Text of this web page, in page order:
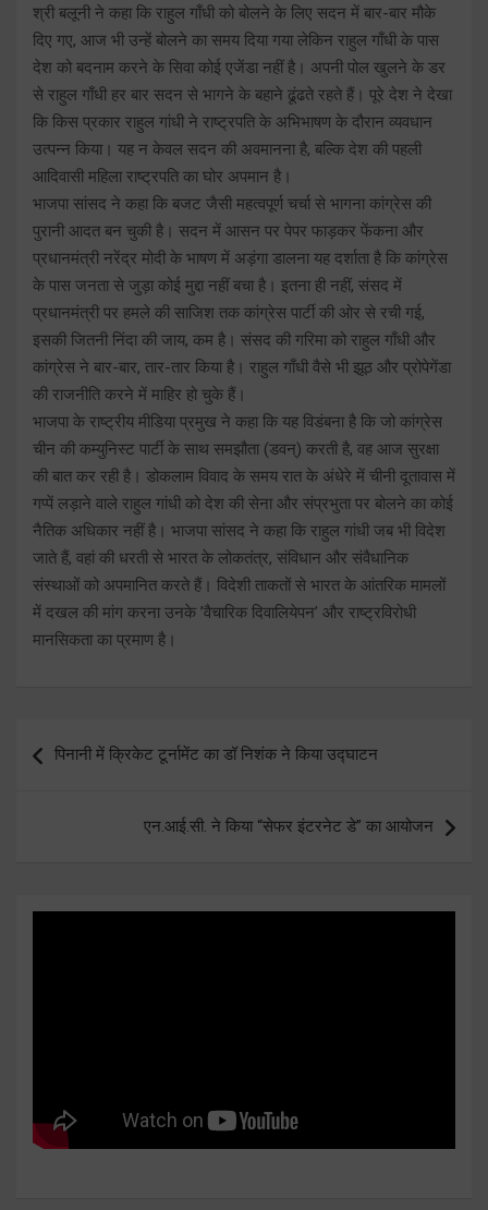
श्री बलूनी ने कहा कि राहुल गाँधी को बोलने के लिए सदन में बार-बार मौके
दिए गए, आज भी उन्हें बोलने का समय दिया गया लेकिन राहुल गाँधी के पास
देश को बदनाम करने के सिवा कोई एजेंडा नहीं है। अपनी पोल खुलने के डर
से राहुल गाँधी हर बार सदन से भागने के बहाने ढूंढते रहते हैं। पूरे देश ने देखा
कि किस प्रकार राहुल गांधी ने राष्ट्रपति के अभिभाषण के दौरान व्यवधान
उत्पन्न किया। यह न केवल सदन की अवमानना है, बल्कि देश की पहली
आदिवासी महिला राष्ट्रपति का घोर अपमान है।
भाजपा सांसद ने कहा कि बजट जैसी महत्वपूर्ण चर्चा से भागना कांग्रेस की
पुरानी आदत बन चुकी है। सदन में आसन पर पेपर फाड़कर फेंकना और
प्रधानमंत्री नरेंद्र मोदी के भाषण में अड़ंगा डालना यह दर्शाता है कि कांग्रेस
के पास जनता से जुड़ा कोई मुद्दा नहीं बचा है। इतना ही नहीं, संसद में
प्रधानमंत्री पर हमले की साजिश तक कांग्रेस पार्टी की ओर से रची गई,
इसकी जितनी निंदा की जाय, कम है। संसद की गरिमा को राहुल गाँधी और
कांग्रेस ने बार-बार, तार-तार किया है। राहुल गाँधी वैसे भी झूठ और प्रोपेगेंडा
की राजनीति करने में माहिर हो चुके हैं।
भाजपा के राष्ट्रीय मीडिया प्रमुख ने कहा कि यह विडंबना है कि जो कांग्रेस
चीन की कम्युनिस्ट पार्टी के साथ समझौता (डवन्) करती है, वह आज सुरक्षा
की बात कर रही है। डोकलाम विवाद के समय रात के अंधेरे में चीनी दूतावास में
गप्पें लड़ाने वाले राहुल गांधी को देश की सेना और संप्रभुता पर बोलने का कोई
नैतिक अधिकार नहीं है। भाजपा सांसद ने कहा कि राहुल गांधी जब भी विदेश
जाते हैं, वहां की धरती से भारत के लोकतंत्र, संविधान और संवैधानिक
संस्थाओं को अपमानित करते हैं। विदेशी ताकतों से भारत के आंतरिक मामलों
में दखल की मांग करना उनके ’वैचारिक दिवालियेपन’ और राष्ट्रविरोधी
मानसिकता का प्रमाण है।
navigation
पिनानी में क्रिकेट टूर्नामेंट का डॉ निशंक ने किया उद्घाटन
एन.आई.सी. ने किया “सेफर इंटरनेट डे” का आयोजन